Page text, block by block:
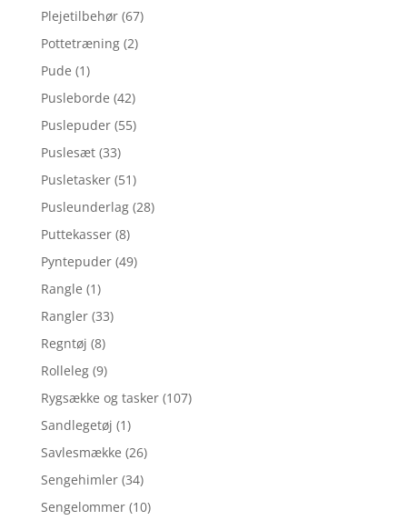
Plejetilbehør (67)
Pottetræning (2)
Pude (1)
Pusleborde (42)
Puslepuder (55)
Puslesæt (33)
Pusletasker (51)
Pusleunderlag (28)
Puttekasser (8)
Pyntepuder (49)
Rangle (1)
Rangler (33)
Regntøj (8)
Rolleleg (9)
Rygsække og tasker (107)
Sandlegetøj (1)
Savlesmække (26)
Sengehimler (34)
Sengelommer (10)